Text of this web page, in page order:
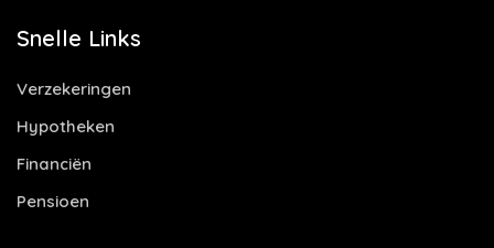
Snelle Links
Verzekeringen
Hypotheken
Financiën
Pensioen